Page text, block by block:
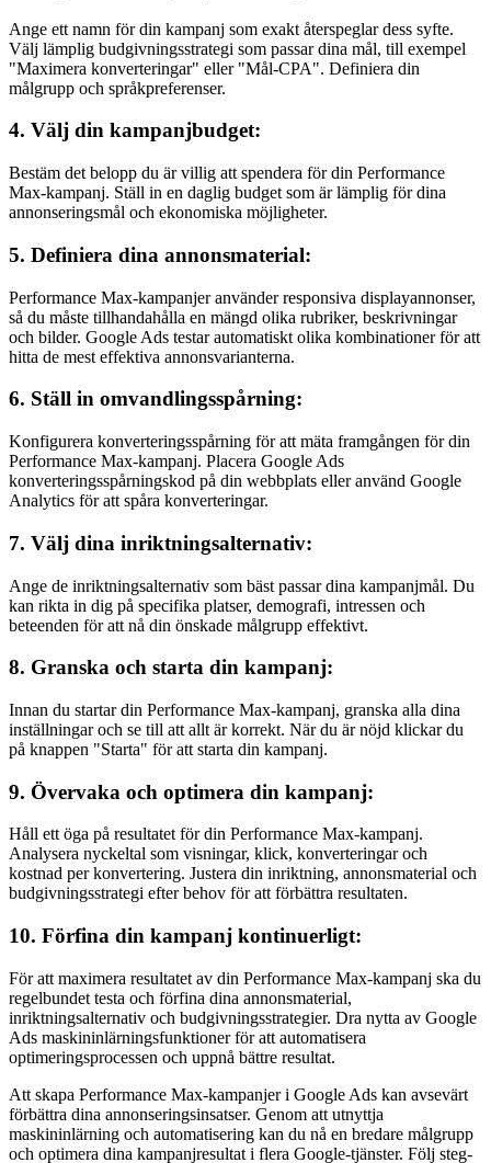
Ange ett namn för din kampanj som exakt återspeglar dess syfte.
Välj lämplig budgivningsstrategi som passar dina mål, till exempel
"Maximera konverteringar" eller "Mål-CPA". Definiera din
målgrupp och språkpreferenser.
4. Välj din kampanjbudget:
Bestäm det belopp du är villig att spendera för din Performance
Max-kampanj. Ställ in en daglig budget som är lämplig för dina
annonseringsmål och ekonomiska möjligheter.
5. Definiera dina annonsmaterial:
Performance Max-kampanjer använder responsiva displayannonser,
så du måste tillhandahålla en mängd olika rubriker, beskrivningar
och bilder. Google Ads testar automatiskt olika kombinationer för att
hitta de mest effektiva annonsvarianterna.
6. Ställ in omvandlingsspårning:
Konfigurera konverteringsspårning för att mäta framgången för din
Performance Max-kampanj. Placera Google Ads
konverteringsspårningskod på din webbplats eller använd Google
Analytics för att spåra konverteringar.
7. Välj dina inriktningsalternativ:
Ange de inriktningsalternativ som bäst passar dina kampanjmål. Du
kan rikta in dig på specifika platser, demografi, intressen och
beteenden för att nå din önskade målgrupp effektivt.
8. Granska och starta din kampanj:
Innan du startar din Performance Max-kampanj, granska alla dina
inställningar och se till att allt är korrekt. När du är nöjd klickar du
på knappen "Starta" för att starta din kampanj.
9. Övervaka och optimera din kampanj:
Håll ett öga på resultatet för din Performance Max-kampanj.
Analysera nyckeltal som visningar, klick, konverteringar och
kostnad per konvertering. Justera din inriktning, annonsmaterial och
budgivningsstrategi efter behov för att förbättra resultaten.
10. Förfina din kampanj kontinuerligt:
För att maximera resultatet av din Performance Max-kampanj ska du
regelbundet testa och förfina dina annonsmaterial,
inriktningsalternativ och budgivningsstrategier. Dra nytta av Google
Ads maskininlärningsfunktioner för att automatisera
optimeringsprocessen och uppnå bättre resultat.
Att skapa Performance Max-kampanjer i Google Ads kan avsevärt
förbättra dina annonseringsinsatser. Genom att utnyttja
maskininlärning och automatisering kan du nå en bredare målgrupp
och optimera dina kampanjresultat i flera Google-tjänster. Följ steg-